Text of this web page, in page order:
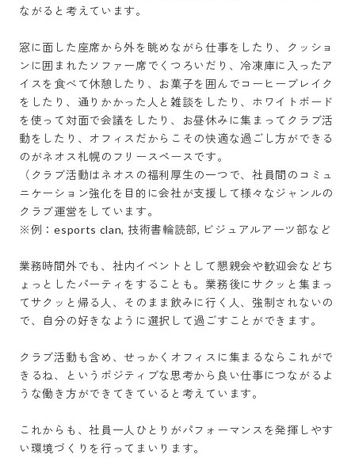
ながると考えています。
窓に面した座席から外を眺めながら仕事をしたり、クッショ
ンに囲まれたソファー席でくつろいだり、冷凍庫に入ったア
イスを食べて休憩したり、お菓子を囲んでコーヒーブレイク
をしたり、通りかかった人と雑談をしたり、ホワイトボード
を使って対面で会議をしたり、お昼休みに集まってクラブ活
動をしたり、オフィスだからこその快適な過ごし方ができる
のがネオス札幌のフリースペースです。
（クラブ活動はネオスの福利厚生の一つで、社員間のコミュ
ニケーション強化を目的に会社が支援して様々なジャンルの
クラブ運営をしています。
※例：esports clan, 技術書輪読部, ビジュアルアーツ部など
業務時間外でも、社内イベントとして懇親会や歓迎会などち
ょっとしたパーティをすることも。業務後にサクッと集まっ
てサクッと帰る人、そのまま飲みに行く人、強制されないの
で、自分の好きなように選択して過ごすことができます。
クラブ活動も含め、せっかくオフィスに集まるならこれがで
きるね、というポジティブな思考から良い仕事につながるよ
うな働き方ができてきていると考えています。
これからも、社員一人ひとりがパフォーマンスを発揮しやす
い環境づくりを行ってまいります。